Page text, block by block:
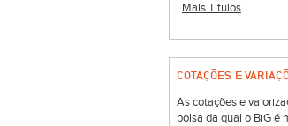
Mais Títulos
COTAÇÕES E
As cotações e
bolsa da qual o BiG é